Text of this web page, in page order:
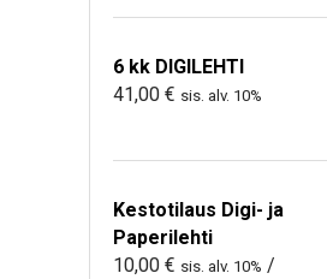
6 kk DIGILEHTI
41,00 € sis. alv. 10%
Kestotilaus Digi- ja
Paperilehti
10,00 € sis. alv. 10% /